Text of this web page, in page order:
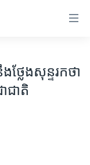
ែង​សុន្ទរកថា​
ជាតិ